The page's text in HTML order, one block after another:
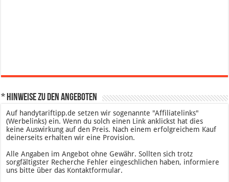
* Hinweise zu den Angeboten
Auf handytariftipp.de setzen wir sogenannte "Affiliatelinks"
(Werbelinks) ein. Wenn du solch einen Link anklickst hat dies
keine Auswirkung auf den Preis. Nach einem erfolgreichem Kauf
deinerseits erhalten wir eine Provision.
Alle Angaben im Angebot ohne Gewähr. Sollten sich trotz
sorgfältigster Recherche Fehler eingeschlichen haben, informiere
uns bitte über das Kontaktformular.